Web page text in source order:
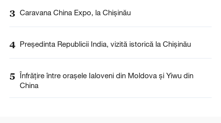
3 Caravana China Expo, la Chișinău
4 Președinta Republicii India, vizită istorică la Chișinău
5
Înfrățire între orașele Ialoveni din Moldova și Yiwu din
China